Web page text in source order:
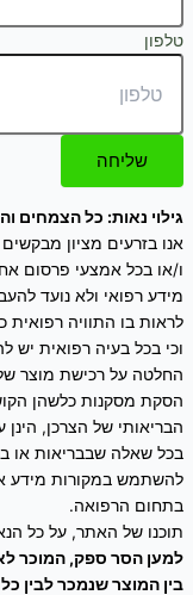
טלפון
שליחה
גילוי נאות: כל הצמחים
אנו בזרעים מציון
ו/או בכל אמצעי פרסום
מידע רפואי ולא נועד
לראות בו התוויה
וכי בכל בעיה רפואית יש
החלטה על רכישת מוצר
הסקת מסקנות כלשהן
הבריאותי של הצרכן,
בכל שאלה שבבריאות או
להשתמש במקורות מידע
בתחום הרפואה.
תוכנו של האתר, על כל
למען הסר ספק, המוכר
בין המוצר שנמכר לבין